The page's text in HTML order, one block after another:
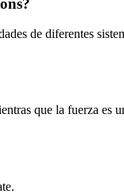
de diferentes
que la fuerza